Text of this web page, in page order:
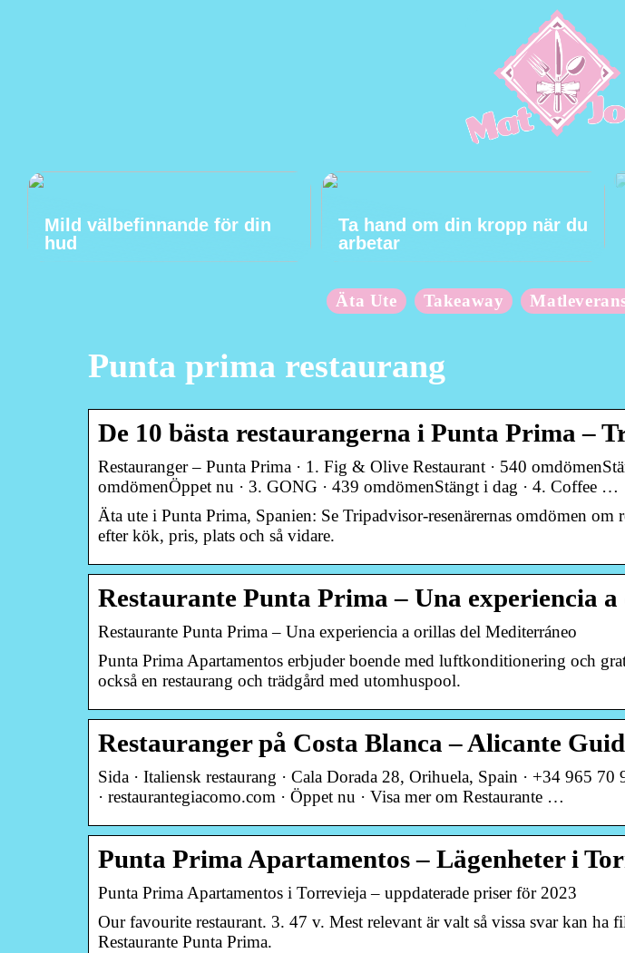
Mild välbefinnande för din
hud
Ta hand om din kropp när du
arbetar
Äta Ute Takeaway
Punta prima restaurang
De 10 bästa restaurangerna i Punta Prima –
Restauranger – Punta Prima · 1. Fig & Olive Restaurant · 540
omdömenÖppet nu · 3. GONG · 439 omdömenStängt i dag · 4. Coffee …
Äta ute i Punta Prima, Spanien: Se Tripadvisor-resenärernas omdömen om
efter kök, pris, plats och så vidare.
Restaurante Punta Prima – Una experiencia
Restaurante Punta Prima – Una experiencia a orillas del Mediterráneo
Punta Prima Apartamentos erbjuder boende med luftkonditionering och
också en restaurang och trädgård med utomhuspool.
Restauranger på Costa Blanca – Alicante
Sida · Italiensk restaurang · Cala Dorada 28, Orihuela, Spain · +34 965
· restaurantegiacomo.com · Öppet nu · Visa mer om Restaurante …
Punta Prima Apartamentos – Lägenheter i
Punta Prima Apartamentos i Torrevieja – uppdaterade priser för 2023
Our favourite restaurant. 3. 47 v. Mest relevant är valt så vissa svar kan ha
Restaurante Punta Prima.